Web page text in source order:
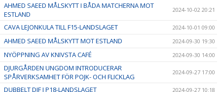
AHMED SAEED MÅLSKYTT I BÅDA MATCHERNA MOT
ESTLAND
2024-10-02 20:21
CAVA LEJONKULA TILL F15-LANDSLAGET 2024-10-01 09:00
AHMED SAEED MÅLSKYTT MOT ESTLAND 2024-09-30 19:30
NYÖPPNING AV KNIVSTA CAFÉ 2024-09-30 14:00
DJURGÅRDEN UNGDOM INTRODUCERAR
SPÅRVERKSAMHET FÖR POJK- OCH FLICKLAG
2024-09-27 17:00
DUBBELT DIF I P18-LANDSLAGET 2024-09-27 10:18